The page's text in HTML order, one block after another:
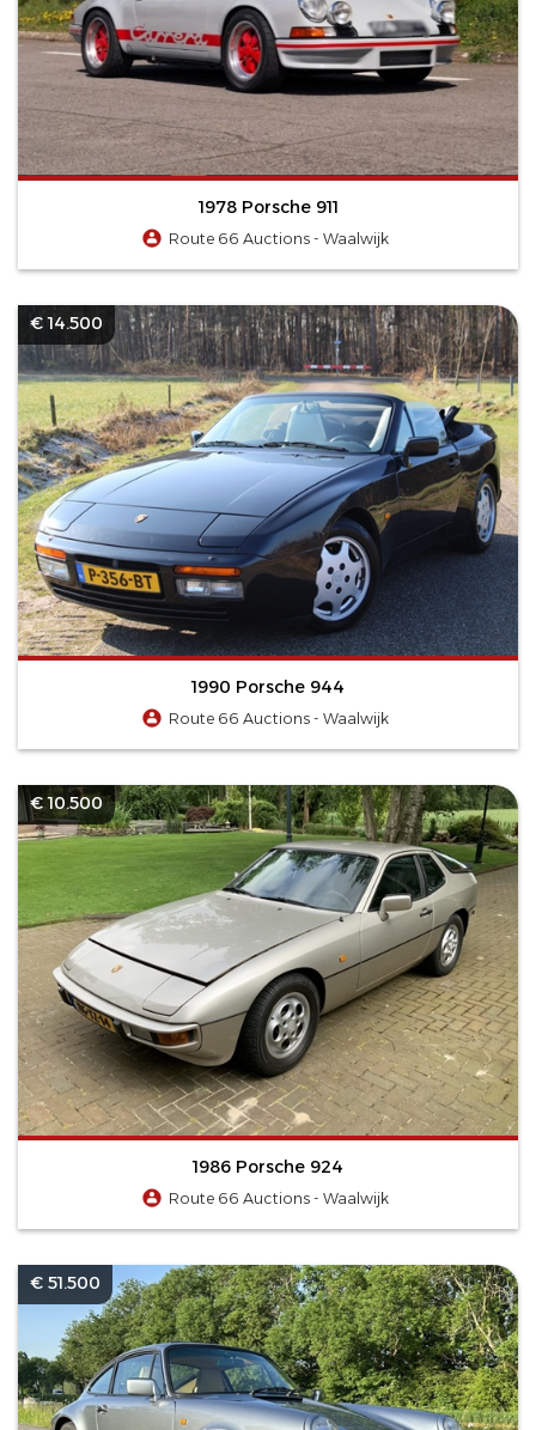
1978 Porsche 911
Route 66 Auctions - Waalwijk
€ 14.500
1990 Porsche 944
Route 66 Auctions - Waalwijk
€ 10.500
1986 Porsche 924
Route 66 Auctions - Waalwijk
€ 51.500